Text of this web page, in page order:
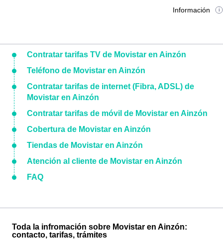
Información
Contratar tarifas TV de Movistar en Ainzón
Teléfono de Movistar en Ainzón
Contratar tarifas de internet (Fibra, ADSL) de
Movistar en Ainzón
Contratar tarifas de móvil de Movistar en Ainzón
Cobertura de Movistar en Ainzón
Tiendas de Movistar en Ainzón
Atención al cliente de Movistar en Ainzón
FAQ
Toda la infromación sobre Movistar en Ainzón:
contacto, tarifas, trámites